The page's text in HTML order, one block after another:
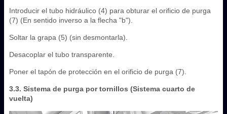
Introducir el tubo hidráulico (4) para obturar el orificio de purga
(7) (En sentido inverso a la flecha "b").
Soltar la grapa (5) (sin desmontarla).
Desacoplar el tubo transparente.
Poner el tapón de protección en el orificio de purga (7).
3.3. Sistema de purga por tornillos (Sistema cuarto de
vuelta)